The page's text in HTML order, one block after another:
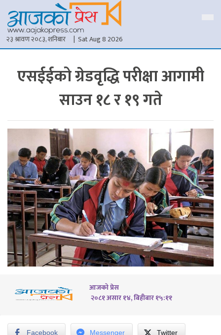
२३ श्रावण २०८३, शनिबार | Sat Aug 8 2026
एसईईको ग्रेडवृद्धि परीक्षा आगामी
साउन १८ र १९ गते
आजको प्रेस
२०८१ असार १४, बिहीबार १५:११
Facebook Messenger Twitter